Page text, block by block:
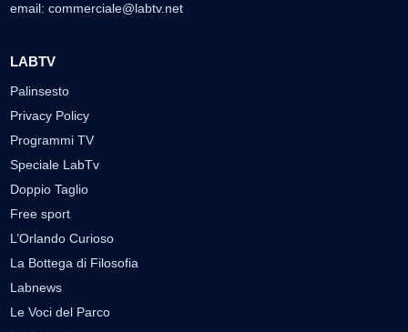
email: commerciale@labtv.net
LABTV
Palinsesto
Privacy Policy
Programmi TV
Speciale LabTv
Doppio Taglio
Free sport
L’Orlando Curioso
La Bottega di Filosofia
Labnews
Le Voci del Parco